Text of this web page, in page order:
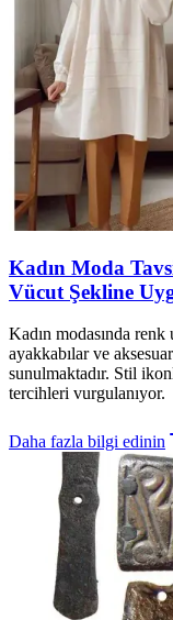
Kadın Moda
Vücut Şekline
Kadın modasında
ayakkabılar ve
sunulmaktadır. Stil
tercihleri vurgulanıyor.
Daha fazla bilgi edinin